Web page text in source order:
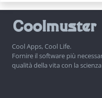
Cool Apps, Cool Life.
Fornire il software più
qualità della vita con la